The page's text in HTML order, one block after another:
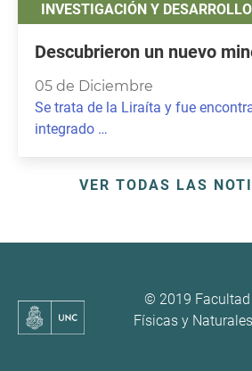
INVESTIGACIÓN Y DESARROLLO
Descubrieron un nuevo
05 de Diciembre
Se trata de la Liraíta y fue
integrado …
VER TODAS LAS
© 2019 Facultad
Físicas y